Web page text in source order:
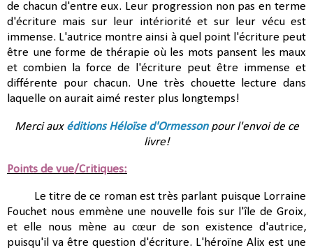
de chacun d'entre eux. Leur progression non pas en terme
d'écriture mais sur leur intériorité et sur leur vécu est
immense. L'autrice montre ainsi à quel point l'écriture peut
être une forme de thérapie où les mots pansent les maux
et combien la force de l'écriture peut être immense et
différente pour chacun. Une très chouette lecture dans
laquelle on aurait aimé rester plus longtemps!
Merci aux éditions Héloïse d'Ormessonpour l'envoi de ce
livre!
Points de vue/Critiques:
Le titre de ce roman est très parlant puisque Lorraine
Fouchet nous emmène une nouvelle fois sur l'île de Groix,
et elle nous mène au cœur de son existence d'autrice,
puisqu'il va être question d'écriture. L'héroïne Alix est une